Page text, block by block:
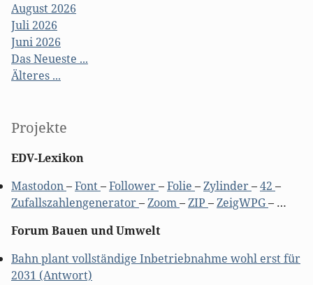
August 2026
Juli 2026
Juni 2026
Das Neueste ...
Älteres ...
Projekte
EDV-Lexikon
Mastodon–Font–Follower–Folie –Zylinder–42 –
Zufallszahlengenerator–Zoom–ZIP –ZeigWPG– …
Forum Bauen und Umwelt
Bahn plant vollständige Inbetriebnahme wohl erst für
2031 (Antwort)